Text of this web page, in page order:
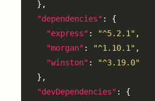
"dependencies"
"express" : "^5.2.1"
"morgan" : "^1.10.1"
"winston" :
"^3.19.0"
"devDependencies"